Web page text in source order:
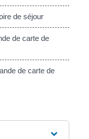
de séjour
de carte de
de carte de